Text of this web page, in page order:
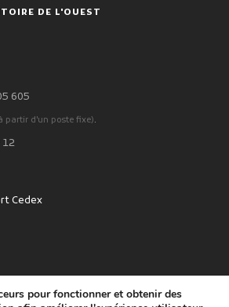
DE L'OUEST
605
partir d'un poste fixe).
12
Cedex
de l'Ouest © www.tco.re -2026.
pour fonctionner et obtenir des